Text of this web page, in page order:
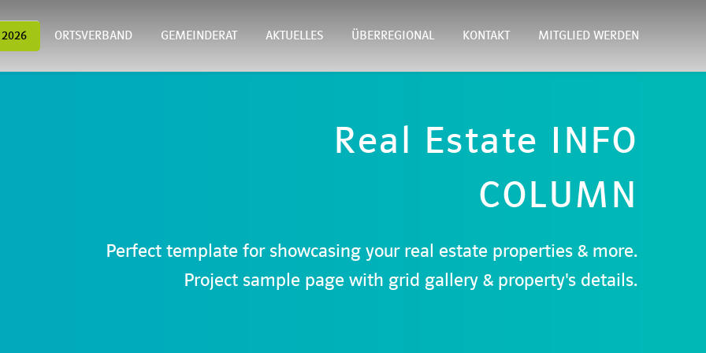
ORTSVERBAND GEMEINDERAT AKTUELLES ÜBERREGIONAL KONTAKT MITGLIED WERDEN
Real Estate INFO
COLUMN
Perfect template for showcasing your real estate properties & more.
Project sample page with grid gallery & property's details.